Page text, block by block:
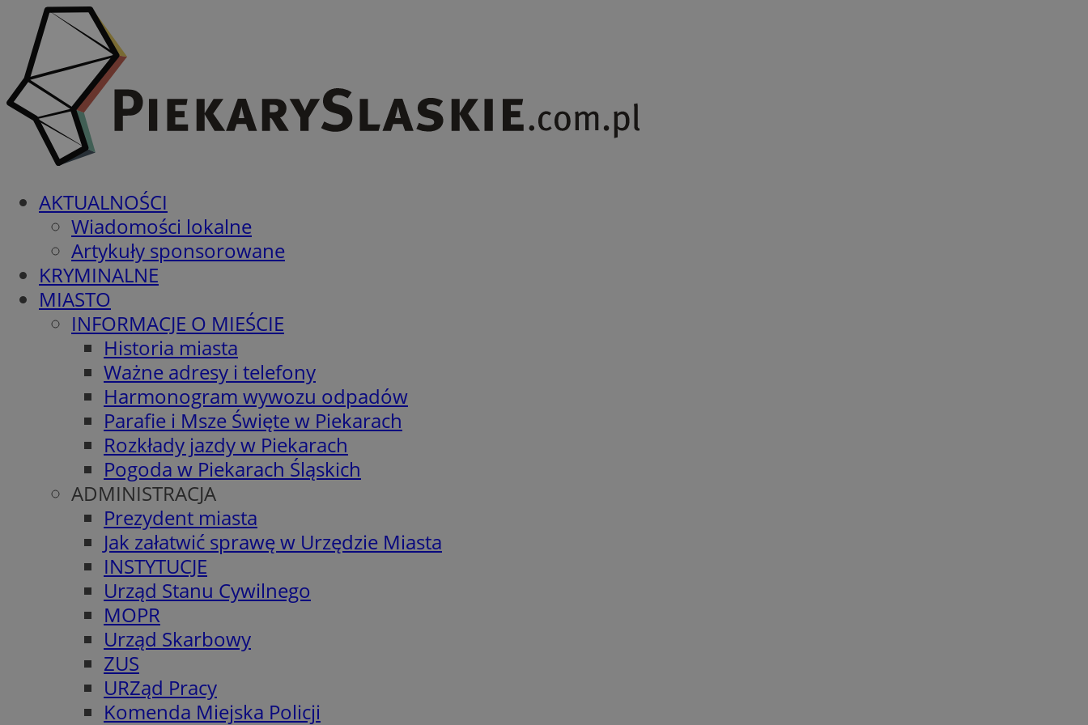
AKTUALNOŚCI
Wiadomości lokalne
Artykuły sponsorowane
KRYMINALNE
MIASTO
INFORMACJE O MIEŚCIE
Historia miasta
Ważne adresy i telefony
Harmonogram wywozu odpadów
Parafie i Msze Święte w Piekarach
Rozkłady jazdy w Piekarach
Pogoda w Piekarach Śląskich
ADMINISTRACJA
Prezydent miasta
Jak załatwić sprawę w Urzędzie Miasta
INSTYTUCJE
Urząd Stanu Cywilnego
MOPR
Urząd Skarbowy
ZUS
URZąd Pracy
Komenda Miejska Policji